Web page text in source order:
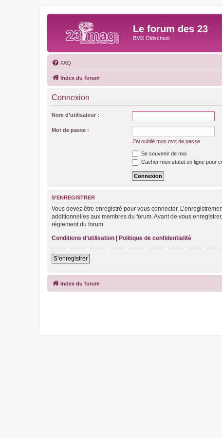
Le forum des 23
BMX Oldschool
FAQ
Index du forum
Connexion
Nom d’utilisateur :
Mot de passe :
J’ai oublié mon mot de passe
Se souvenir de moi
Cacher mon statut en ligne pour
S’ENREGISTRER
Vous devez être enregistré pour vous connecter.
additionnelles aux membres du forum. Avant de vous
règlement du forum.
Conditions d’utilisation
Politique de confidentialité
S’enregistrer
Index du forum